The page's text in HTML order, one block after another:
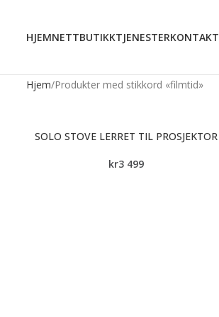
HJEMNETTBUTIKKTJENESTERKONTAKT
Hjem Produkter med stikkord «filmtid»
SOLO STOVE LERRET TIL PROSJEKTOR
kr3 499